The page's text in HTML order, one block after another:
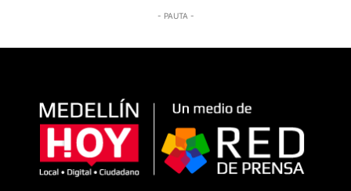
- PAUTA -